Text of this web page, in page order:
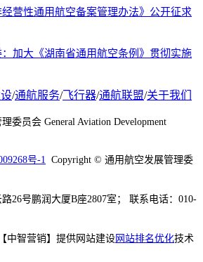
经营性通用航空备案管理办法》公开征求
加大《湖南省通用航空条例》贯彻实施
/通航服务/飞行器/通航联盟/关于我们
委员会 General Aviation Development
号-1 Copyright © 通用航空发展管理委
26号鹏润大厦B座2807室； 联系电话：010-
中智营销】提供网站建设网站排名优化技术